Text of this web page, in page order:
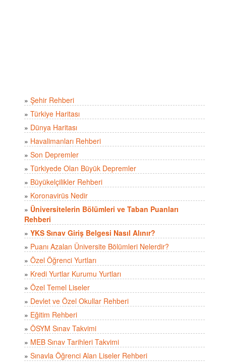
» Şehir Rehberi
» Türkiye Haritası
» Dünya Haritası
» Havalimanları Rehberi
» Son Depremler
» Türkiyede Olan Büyük Depremler
» Büyükelçilikler Rehberi
» Koronavirüs Nedir
» Üniversitelerin Bölümleri ve Taban Puanları
Rehberi
» YKS Sınav Giriş Belgesi Nasıl Alınır?
» Puanı Azalan Üniversite Bölümleri Nelerdir?
» Özel Öğrenci Yurtları
» Kredi Yurtlar Kurumu Yurtları
» Özel Temel Liseler
» Devlet ve Özel Okullar Rehberi
» Eğitim Rehberi
» ÖSYM Sınav Takvimi
» MEB Sınav Tarihleri Takvimi
» Sınavla Öğrenci Alan Liseler Rehberi